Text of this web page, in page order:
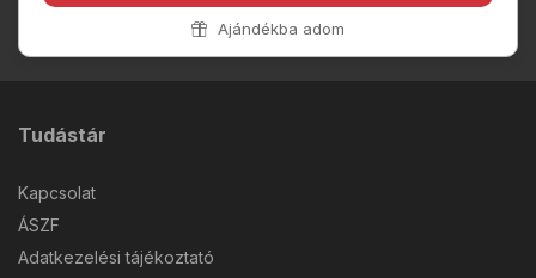
Ajándékba adom
Tudástár
Kapcsolat
ÁSZF
Adatkezelési tájékoztató